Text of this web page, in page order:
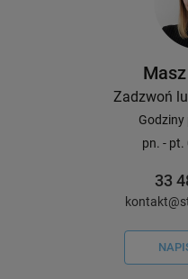
Zadzwoń
Godziny
pn. - pt.
33